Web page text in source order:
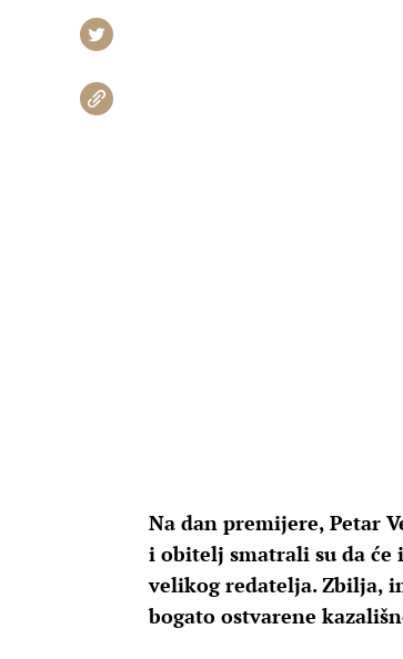
Na dan premijere, Petar
i obitelj smatrali su da
velikog redatelja. Zbilja,
bogato ostvarene